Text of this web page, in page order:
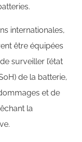
internationales,
être équipées
surveiller l’état
de la batterie,
et de
la